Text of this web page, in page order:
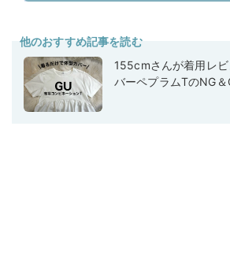
他のおすすめ記事を読む
155cmさんが着用レ
バーペプラムTのNG